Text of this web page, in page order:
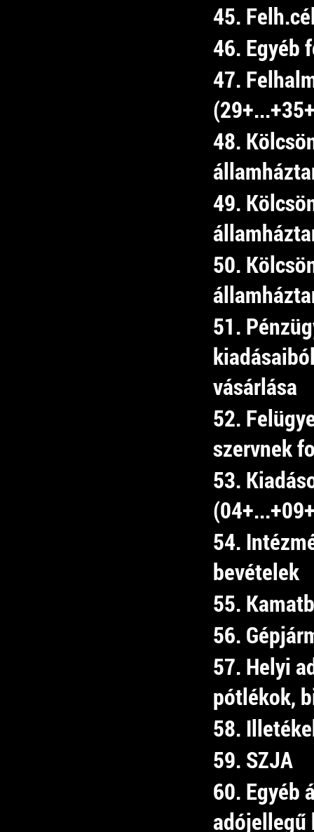
45.
46. Egyéb
47.
48.
49.
50.
51.
vásárlása
52.
szervnek
53.
54.
bevételek
55.
56.
57. Helyi
pótlékok,
58.
59. SZJA
60. Egyéb
adójellegű